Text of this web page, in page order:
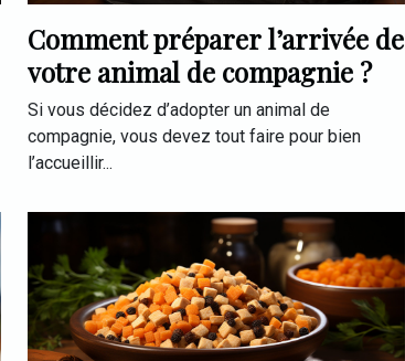
Comment préparer l’arrivée de
votre animal de compagnie ?
Si vous décidez d’adopter un animal de
compagnie, vous devez tout faire pour bien
l’accueillir...